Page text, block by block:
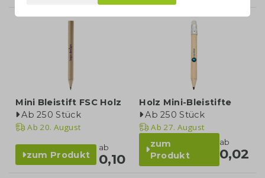
Mini Bleistift FSC Holz
Ab 250 Stück
Ab 20. August
zum Produkt
ab
0,10
Holz Mini-Bleistifte
Ab 250 Stück
Ab 27. August
zum
Produkt
ab
0,02